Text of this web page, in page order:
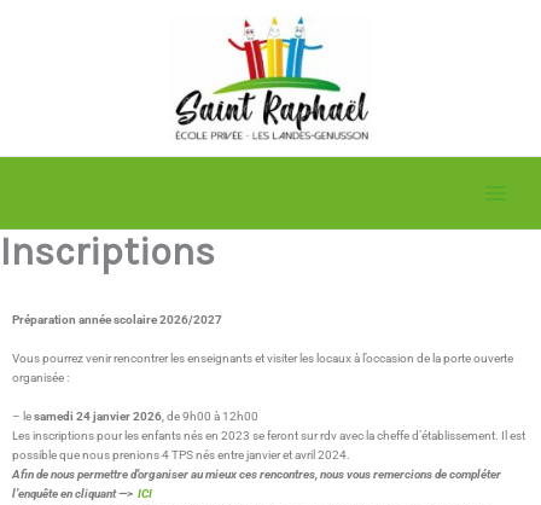
Inscriptions
Préparation année scolaire 2026/2027
Vous pourrez venir rencontrer les enseignants et visiter les locaux à l’occasion de la porte ouverte
organisée :
– lesamedi 24 janvier 2026 , de 9h00 à 12h00
Les inscriptions pour les enfants nés en 2023 se feront sur rdv avec la cheffe d’établissement. Il est
possible que nous prenions 4 TPS nés entre janvier et avril 2024.
Afin de nous permettre d’organiser au mieux ces rencontres, nous vous remercions de compléter
l’enquête en cliquant —> ICI